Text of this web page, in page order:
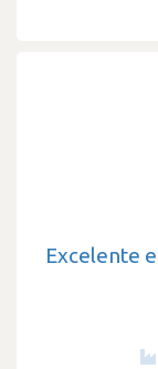
Excelente